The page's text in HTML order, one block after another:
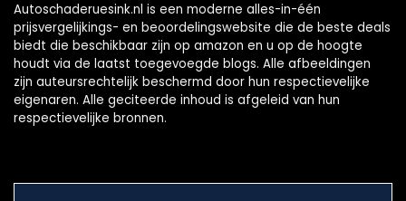
Autoschaderuesink.nl is een moderne alles-in-één
prijsvergelijkings- en beoordelingswebsite die de beste deals
biedt die beschikbaar zijn op amazon en u op de hoogte
houdt via de laatst toegevoegde blogs. Alle afbeeldingen
zijn auteursrechtelijk beschermd door hun respectievelijke
eigenaren. Alle geciteerde inhoud is afgeleid van hun
respectievelijke bronnen.